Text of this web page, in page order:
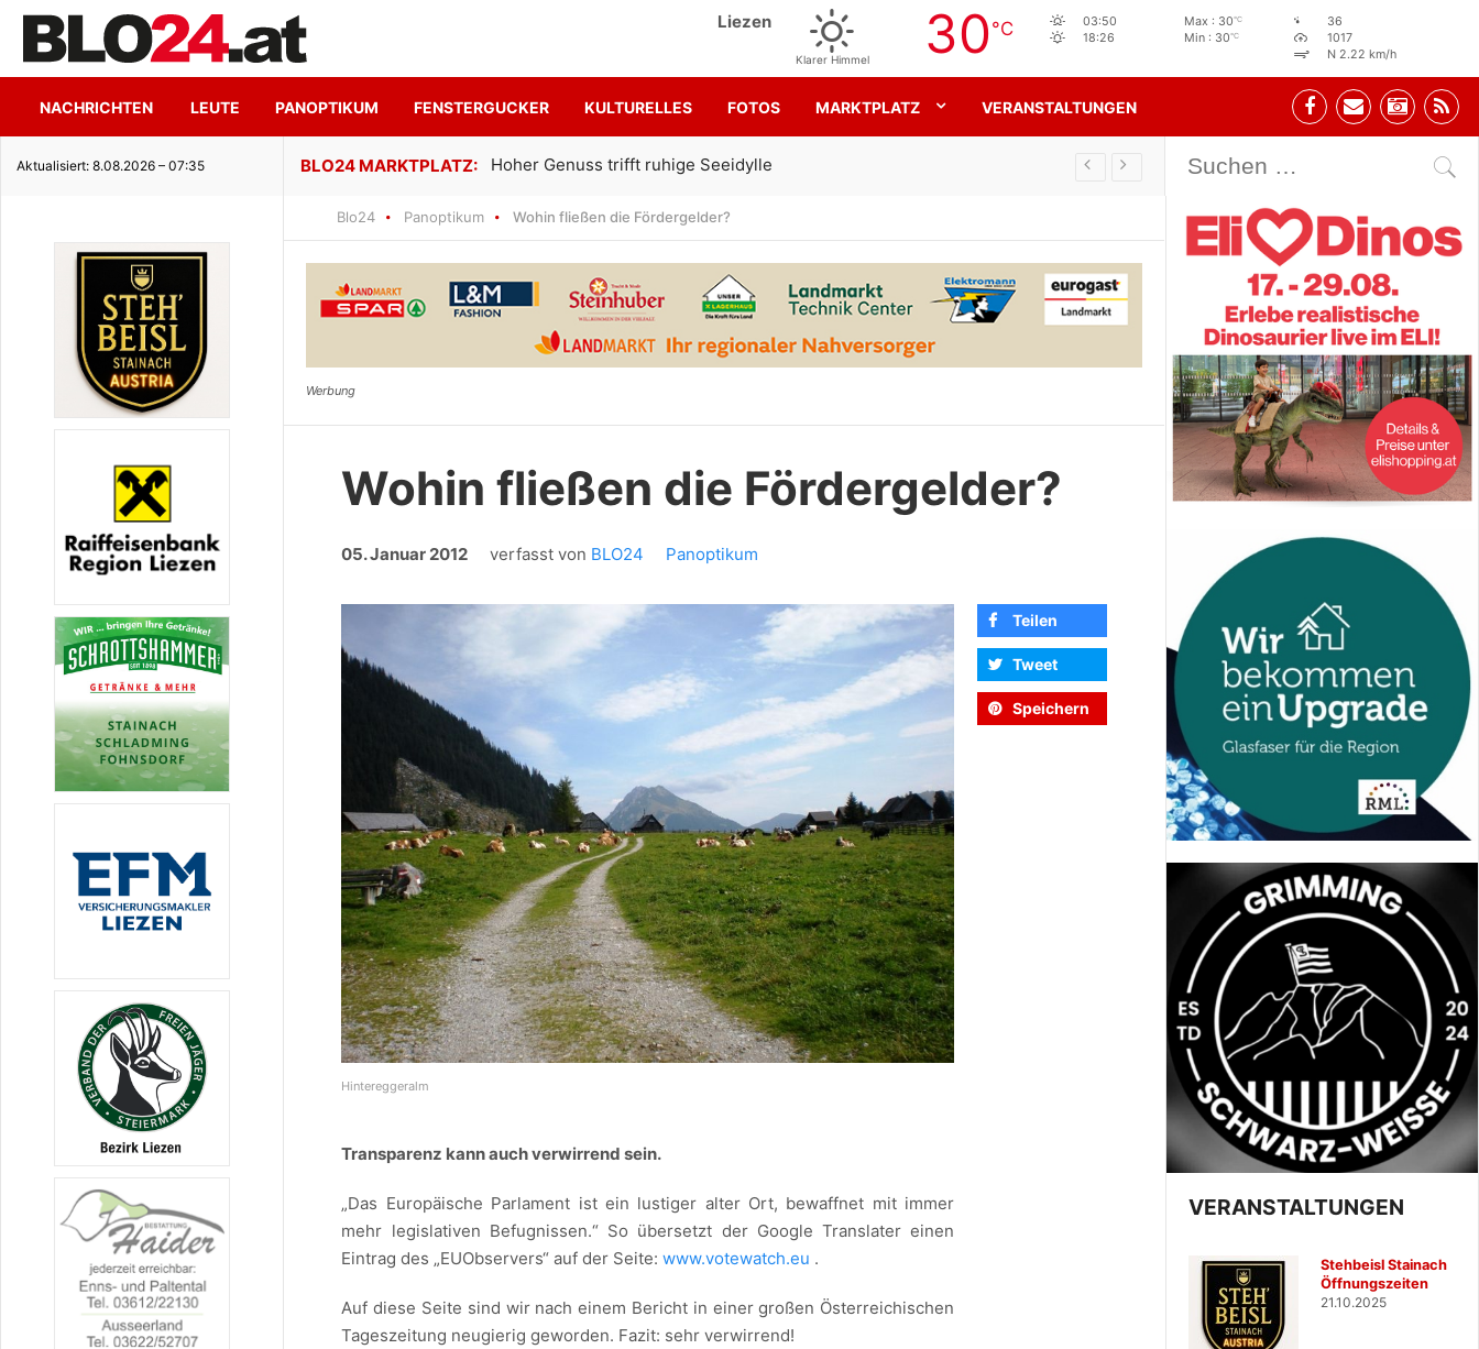
Liezen
Klarer Himmel 30°C
03:50
18:26
Max : 30°C
Min : 30°C
36
1017
N 2.22 km/h
NACHRICHTEN LEUTE PANOPTIKUM FENSTERGUCKER KULTURELLES FOTOS MARKTPLATZ VERANSTALTUNGEN
Aktualisiert: 8.08.2026 – 07:35
Seeidylle Gemeinsam für den SK Sturm Stehbeisl Stainach Öffnungszeiten
Blo24 Panoptikum Wohin fließen die Fördergelder?
Wohin fließen die Fördergelder?
05. Januar 2012 verfasst von BLO24 Panoptikum
Hintereggeralm
Transparenz kann auch verwirrend sein.
„Das Europäische Parlament ist ein lustiger alter Ort, bewaffnet mit immer
mehr legislativen Befugnissen.“ So übersetzt der Google Translater einen
Eintrag des „EUObservers“ auf der Seite:www.votewatch.eu .
Auf diese Seite sind wir nach einem Bericht in einer großen Österreichischen
Tageszeitung neugierig geworden. Fazit: sehr verwirrend!
Teilen
Tweet
Speichern
VERANSTALTUNGEN
Stehbeisl Stainach
Öffnungszeiten
21.10.2025